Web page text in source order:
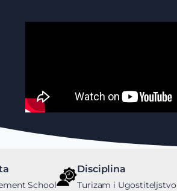
School
Disciplina
Turizam i Ugostiteljstvo